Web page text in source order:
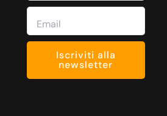
Iscriviti alla
newsletter